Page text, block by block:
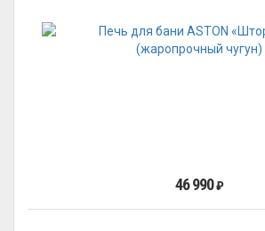
46 990₽